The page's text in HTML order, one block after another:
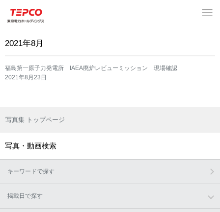
2021年8月
福島第一原子力発電所 IAEA廃炉レビューミッション 現場確認
2021年8月23日
写真集 トップページ
写真・動画検索
キーワードで探す
掲載日で探す